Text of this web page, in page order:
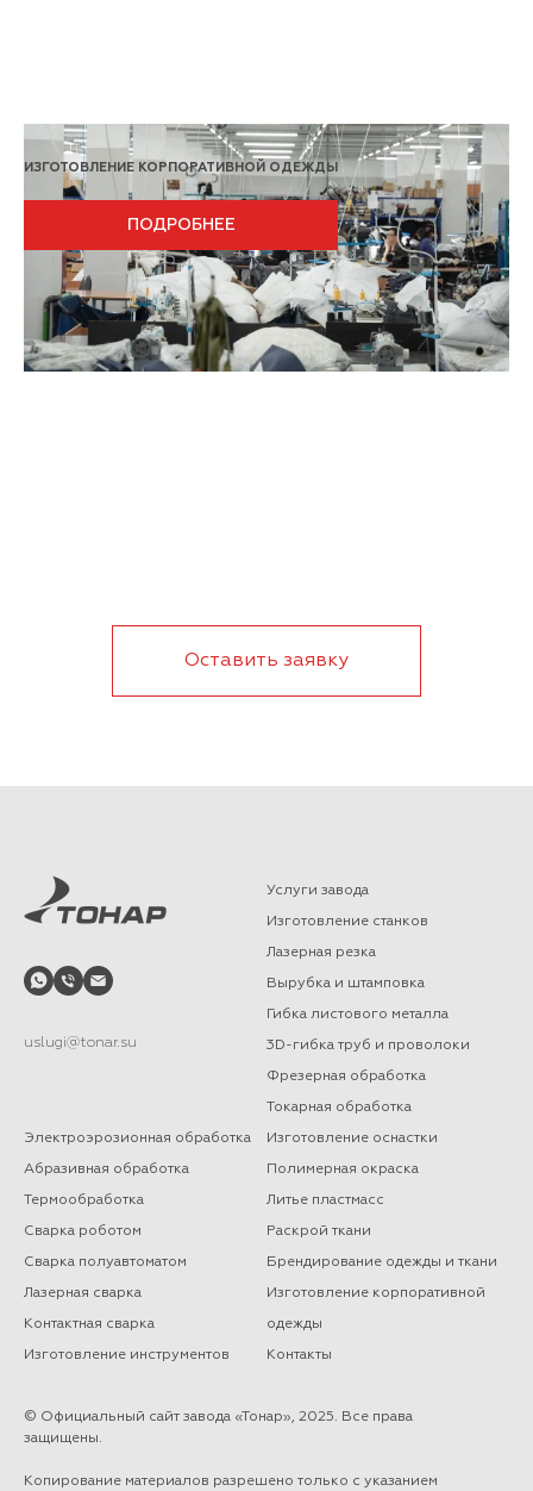
ИЗГОТОВЛЕНИЕ КОРПОРАТИВНОЙ ОДЕЖДЫ
ПОДРОБНЕЕ
Оставить заявку
uslugi@tonar.su
Услуги завода
Изготовление станков
Лазерная резка
Вырубка и штамповка
Гибка листового металла
3D-гибка труб и проволоки
Фрезерная обработка
Токарная обработка
Электроэрозионная обработка
Абразивная обработка
Термообработка
Сварка роботом
Сварка полуавтоматом
Лазерная сварка
Контактная сварка
Изготовление инструментов
Изготовление оснастки
Полимерная окраска
Литье пластмасс
Раскрой ткани
Брендирование одежды и ткани
Изготовление корпоративной
одежды
Контакты
© Официальный сайт завода «Тонар», 2025. Все права
защищены.
Копирование материалов разрешено только с указанием